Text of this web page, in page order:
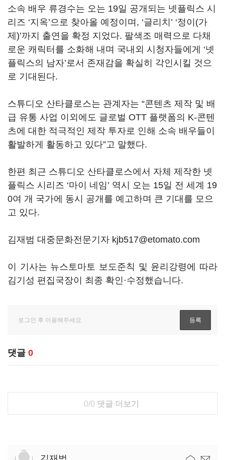
소속 배우 류경수는 오는 19일 공개되는 넷플릭스 시
리즈 ‘지옥’으로 찾아올 예정이며 , ‘글리치 ’ ‘정이 (가
제 )’까지 출연을 확정 지었다. 팔색조 매력으로 다채
로운 캐릭터를 소화해 내며 국내외 시청자들에게
‘넷
플릭스의 남자’로서 존재감을 확실히 각인시킬 것으
로 기대된다.
스튜디오 산타클로스는 관계자는 “콘텐츠 제작 및 배
급 유통 사업 이외에도 글로벌 OTT 플랫폼의 K-콘텐
츠에 대한 적극적인 제작 투자로 인해 소속 배우들이
활발하게 활동하고 있다”고 말했다.
한편 최근 스튜디오 산타클로스에서 자체 제작한 넷
플릭스 시리즈 ‘마이 네임’ 역시 오는 15일 전 세계 19
0여 개 국가에 동시 공개를 예고하며 큰 기대를 모으
고 있다.
김재범 대중문화전문기자 kjb517@etomato.com
이 기사는 뉴스토마토 보도준칙 및 윤리강령에 따라
김기성 편집국장이 최종 확인·수정했습니다.
댓글 0
0/0 댓글 더보기